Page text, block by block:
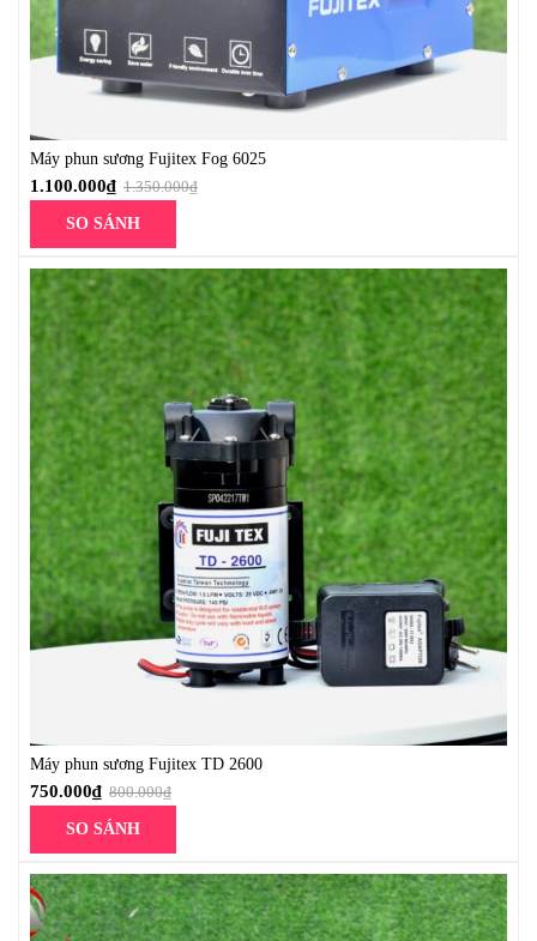
Máy phun sương Fujitex Fog 6025
1.350.000₫
1.100.000₫
SO SÁNH
Máy phun sương Fujitex TD 2600
800.000₫
750.000₫
SO SÁNH